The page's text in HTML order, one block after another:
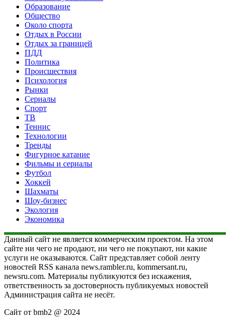
Образование
Общество
Около спорта
Отдых в России
Отдых за границей
ПДД
Политика
Происшествия
Психология
Рынки
Сериалы
Спорт
ТВ
Теннис
Технологии
Тренды
Фигурное катание
Фильмы и сериалы
Футбол
Хоккей
Шахматы
Шоу-бизнес
Экология
Экономика
Данный сайт не является коммерческим проектом. На этом
сайте ни чего не продают, ни чего не покупают, ни какие
услуги не оказываются. Сайт представляет собой ленту
новостей RSS канала news.rambler.ru, kommersant.ru,
newsru.com. Материалы публикуются без искажения,
ответственность за достоверность публикуемых новостей
Администрация сайта не несёт.
Сайт от bmb2 @ 2024